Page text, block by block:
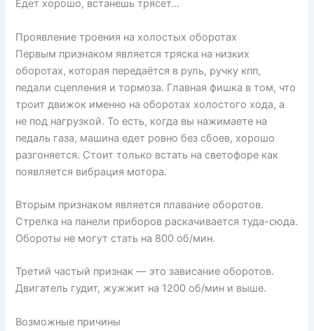
Едет хорошо, встанешь трясет…
Проявление троения на холостых оборотах
Первым признаком является тряска на низких
оборотах, которая передаётся в руль, ручку кпп,
педали сцепления и тормоза. Главная фишка в том, что
троит движок именно на оборотах холостого хода, а
не под нагрузкой. То есть, когда вы нажимаете на
педаль газа, машина едет ровно без сбоев, хорошо
разгоняется. Стоит только встать на светофоре как
появляется вибрация мотора.
Вторым признаком является плавание оборотов.
Стрелка на панели приборов раскачивается туда-сюда.
Обороты не могут стать на 800 об/мин.
Третий частый признак — это зависание оборотов.
Двигатель гудит, жужжит на 1200 об/мин и выше.
Возможные причины